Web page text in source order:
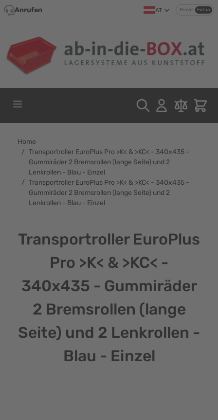
Direkt zum Inhalt
Anrufen AT Privat Firma
Home
/ Transportroller EuroPlus Pro >K< & >KC< - 340x435 -
Gummiräder 2 Bremsrollen (lange Seite) und 2
Lenkrollen - Blau - Einzel
/ Transportroller EuroPlus Pro >K< & >KC< - 340x435 -
Gummiräder 2 Bremsrollen (lange Seite) und 2
Lenkrollen - Blau - Einzel
Transportroller EuroPlus
Pro >K< & >KC< -
340x435 - Gummiräder
2 Bremsrollen (lange
Seite) und 2 Lenkrollen -
Blau - Einzel